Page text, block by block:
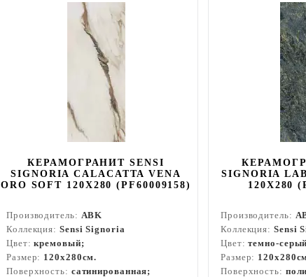
КЕРАМОГРАНИТ SENSI
SIGNORIA CALACATTA VENA
ORO SOFT 120X280 (PF60009158)
Производитель: ABK
Коллекция: Sensi Signoria
Цвет:кремовый;
Размер: 120x280см.
Поверхность: сатинированная;
SIGNORIA
120X280
Производитель:
Коллекция: Sensi
Цвет:темно-
Размер:
Поверхность: